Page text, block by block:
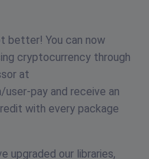
better! You can now
cryptocurrency through
at
pay and receive an
with every package
upgraded our libraries,